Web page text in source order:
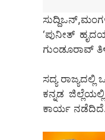
‘ಪುನೀತ್
ಗುಂಡೂರಾವ್
ಸದ್ಯ
ಕನ್ನಡ
ಕಾರ್ಯ